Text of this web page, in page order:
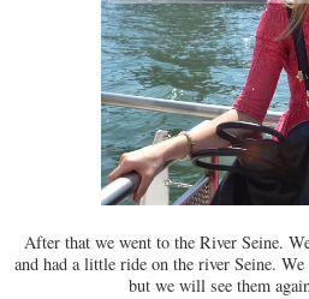
After that we went to the River Seine.
and had a little ride on the river Seine.
but we will see them